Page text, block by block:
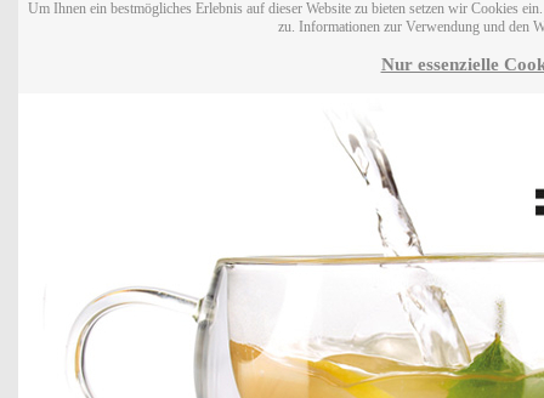
Um Ihnen ein bestmögliches Erlebnis auf dieser Website zu bieten setzen wir Cookies
zu. Informationen zur Verwendung und den
Nur essenzielle